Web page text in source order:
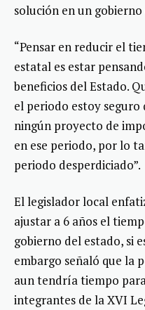
solución en un
“Pensar en reducir el
estatal es estar
beneficios del Estado.
el periodo estoy seguro
ningún proyecto de
en ese periodo, por lo
periodo desperdiciado”.
El legislador local
ajustar a 6 años el
gobierno del estado, si
embargo señaló que la
aun tendría tiempo
integrantes de la XVI